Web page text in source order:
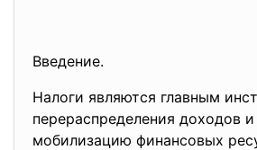
Введение.
Налоги являются главным
перераспределения доходов
мобилизацию финансовых